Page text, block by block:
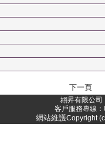
下一頁
翃昇有限公
客戶服務專線
網站維護Copyright